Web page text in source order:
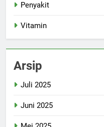
Penyakit
Vitamin
Arsip
Juli 2025
Juni 2025